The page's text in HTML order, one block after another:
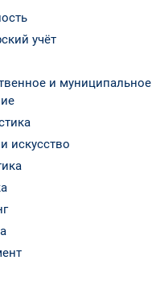
учёт
и муниципальное
искусство